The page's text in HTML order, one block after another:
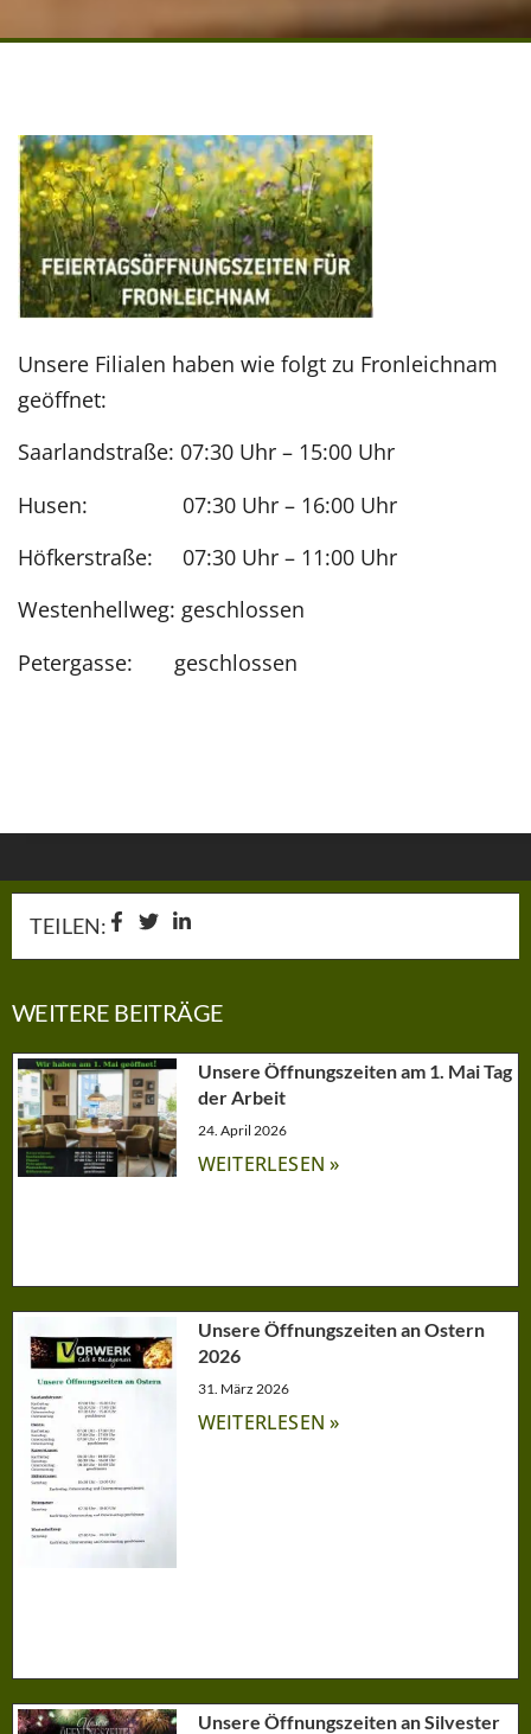
Unsere Filialen haben wie folgt zu Fronleichnam
geöffnet:
Saarlandstraße: 07:30 Uhr – 15:00 Uhr
Husen: 07:30 Uhr – 16:00 Uhr
Höfkerstraße: 07:30 Uhr – 11:00 Uhr
Westenhellweg: geschlossen
Petergasse: geschlossen
TEILEN:
WEITERE BEITRÄGE
Unsere Öffnungszeiten am 1. Mai Tag
der Arbeit
24. April 2026
WEITERLESEN »
Unsere Öffnungszeiten an Ostern
2026
31. März 2026
WEITERLESEN »
Unsere Öffnungszeiten an Silvester